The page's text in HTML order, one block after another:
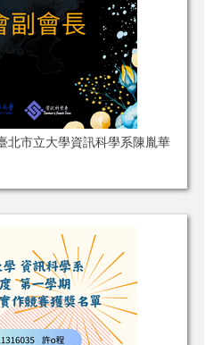
北市立大學資訊科學系陳胤華